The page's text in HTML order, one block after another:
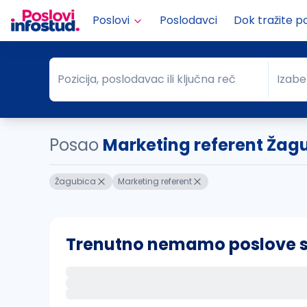
Poslovi Poslodavci Dok tražite
Pozicija, poslodavac ili ključna reč
Pozicija, poslodavac ili ključna reč Grad
Posao Marketing referent
Žagubica Marketing referent
Trenutno nemamo poslove